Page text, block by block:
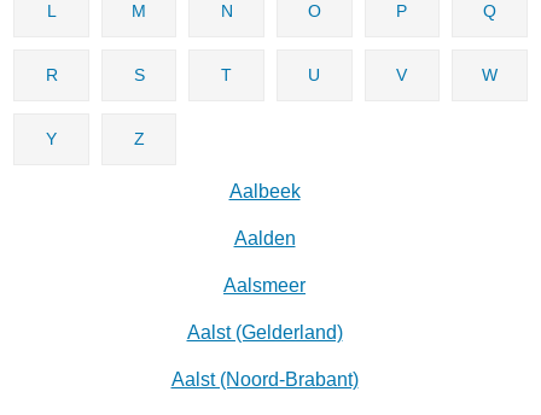
L M N O P Q
R S T U V W
Y Z
Aalbeek
Aalden
Aalsmeer
Aalst (Gelderland)
Aalst (Noord-Brabant)